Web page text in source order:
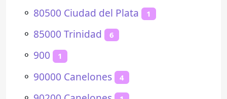
⚬ 80500 Ciudad del Plata 1
⚬ 85000 Trinidad 6
⚬ 900 1
⚬ 90000 Canelones 4